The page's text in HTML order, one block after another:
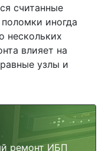
считанные
иногда
нескольких
влияет на
узлы и
ремонт ИБП